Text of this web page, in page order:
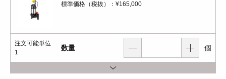
標準価格（税抜）： ¥165,000
注文可能単位
1
数量 個